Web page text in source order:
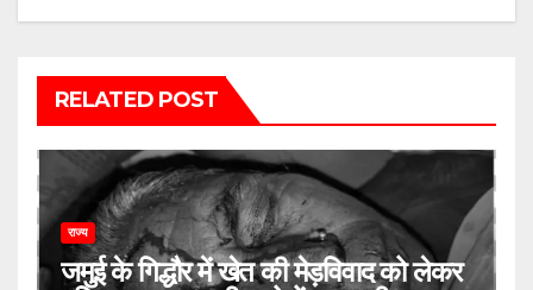
RELATED POST
राज्य
जमुई के गिद्धौर में खेत की मेड़विवाद को लेकर